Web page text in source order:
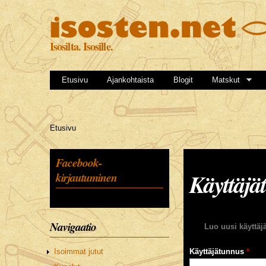
Isosilta. Isosille.
Etusivu Ajankohtaista Blogit Matskut
Olet täällä
Etusivu
Facebook-
kirjautuminen
Navigaatio
Isoimmat jutut
Ensisijaiset
Luo uusi
Käyttäjätunnus *